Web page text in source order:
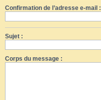
Confirmation de l’adresse e-mail :
Sujet :
Corps du message :